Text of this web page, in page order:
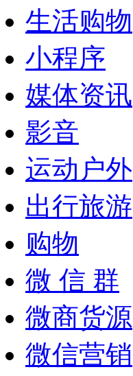
生活购物
小程序
媒体资讯
影音
运动户外
出行旅游
购物
微 信 群
微商货源
微信营销